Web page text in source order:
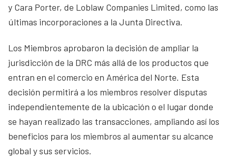
y Cara Porter, de Loblaw Companies Limited, como las
últimas incorporaciones a la Junta Directiva.
Los Miembros aprobaron la decisión de ampliar la
jurisdicción de la DRC más allá de los productos que
entran en el comercio en América del Norte. Esta
decisión permitirá a los miembros resolver disputas
independientemente de la ubicación o el lugar donde
se hayan realizado las transacciones, ampliando así los
beneficios para los miembros al aumentar su alcance
global y sus servicios.